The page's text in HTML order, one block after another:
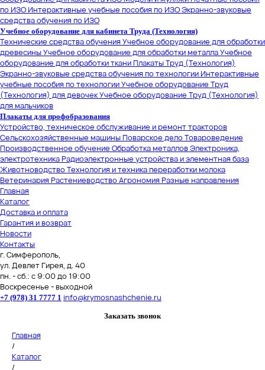
по ИЗО Интерактивные учебные пособия по ИЗОЭкранно-звуковые
средства обучения по ИЗО
Учебное оборудование для кабинета Труда (Технология)
Технические средства обученияУчебное оборудование для обработки
древесиныУчебное оборудование для обработки металлаУчебное
оборудование для обработки тканиПлакаты Труд (Технология)
Экранно-звуковые средства обучения по технологии Интерактивные
учебные пособия по технологииУчебное оборудование Труд
(Технология) для девочекУчебное оборудование Труд (Технология)
для мальчиков
Плакаты для профобразования
Устройство, техническое обслуживание и ремонт тракторов
Сельскохозяйственные машиныПоварское делоТовароведение
Производственное обучение Обработка металловЭлектроника,
электротехникаРадиоэлектронные устройства и элементная база
ЖивотноводствоТехнология и техника переработки молока
ВетеринарияРастениеводствоАгрономияРазные направления
Главная
Каталог
Доставка и оплата
Гарантия и возврат
Новости
Контакты
г. Симферополь,
ул. Девлет Гирея, д. 40
пн. - сб.: с 9:00 до 19:00
Воскресенье - выходной
+7 (978) 31 7777 1 info@krymosnashchenie.ru
Заказать звонок
Главная
/
Каталог
/